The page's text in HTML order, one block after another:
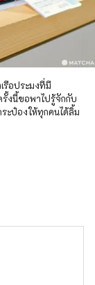
รือประมงที่มี
งนี้ขอพาไปรู้จักกับ
ะป๋องให้ทุกคนได้ลิ้ม